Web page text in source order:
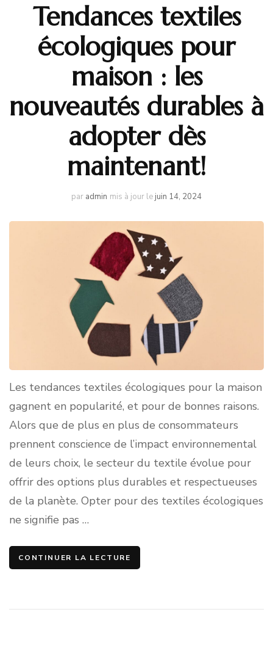
Tendances textiles
écologiques pour
maison : les
nouveautés durables à
adopter dès
maintenant!
par admin mis à jour le juin 14, 2024
Les tendances textiles écologiques pour la maison
gagnent en popularité, et pour de bonnes raisons.
Alors que de plus en plus de consommateurs
prennent conscience de l’impact environnemental
de leurs choix, le secteur du textile évolue pour
offrir des options plus durables et respectueuses
de la planète. Opter pour des textiles écologiques
ne signifie pas …
CONTINUER LA LECTURE